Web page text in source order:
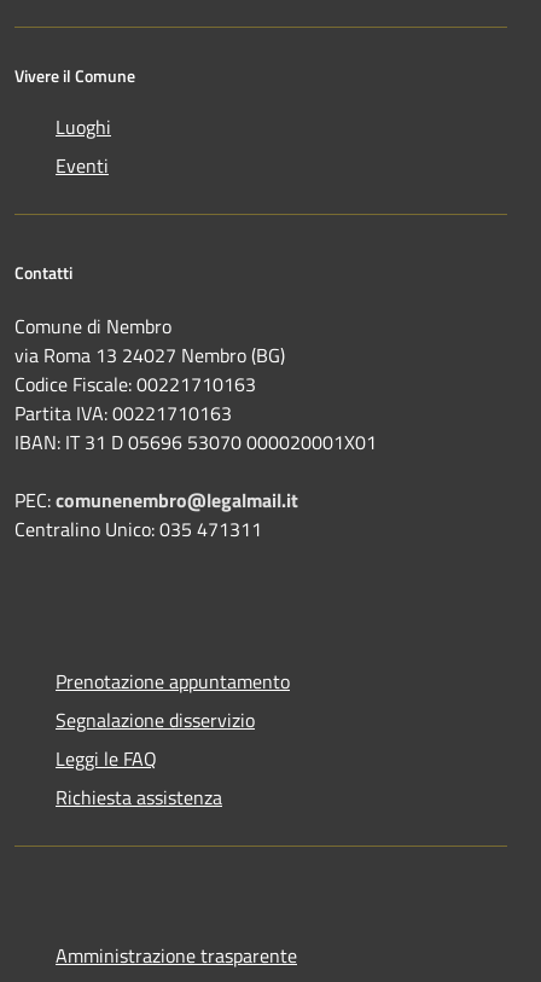
Vivere il Comune
Luoghi
Eventi
Contatti
Comune di Nembro
via Roma 13 24027 Nembro (BG)
Codice Fiscale: 00221710163
Partita IVA: 00221710163
IBAN: IT 31 D 05696 53070 000020001X01
PEC:comunenembro@legalmail.it
Centralino Unico: 035 471311
Prenotazione appuntamento
Segnalazione disservizio
Leggi le FAQ
Richiesta assistenza
Amministrazione trasparente